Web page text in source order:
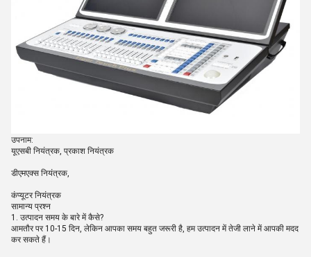
उपनाम:
यूएसबी नियंत्रक, प्रकाश नियंत्रक
डीएमएक्स नियंत्रक,
कंप्यूटर नियंत्रक
सामान्य प्रश्न
1. उत्पादन समय के बारे में कैसे?
आमतौर पर 10-15 दिन, लेकिन आपका समय बहुत जरूरी है, हम उत्पादन में तेजी लाने में आपकी मदद
कर सकते हैं।